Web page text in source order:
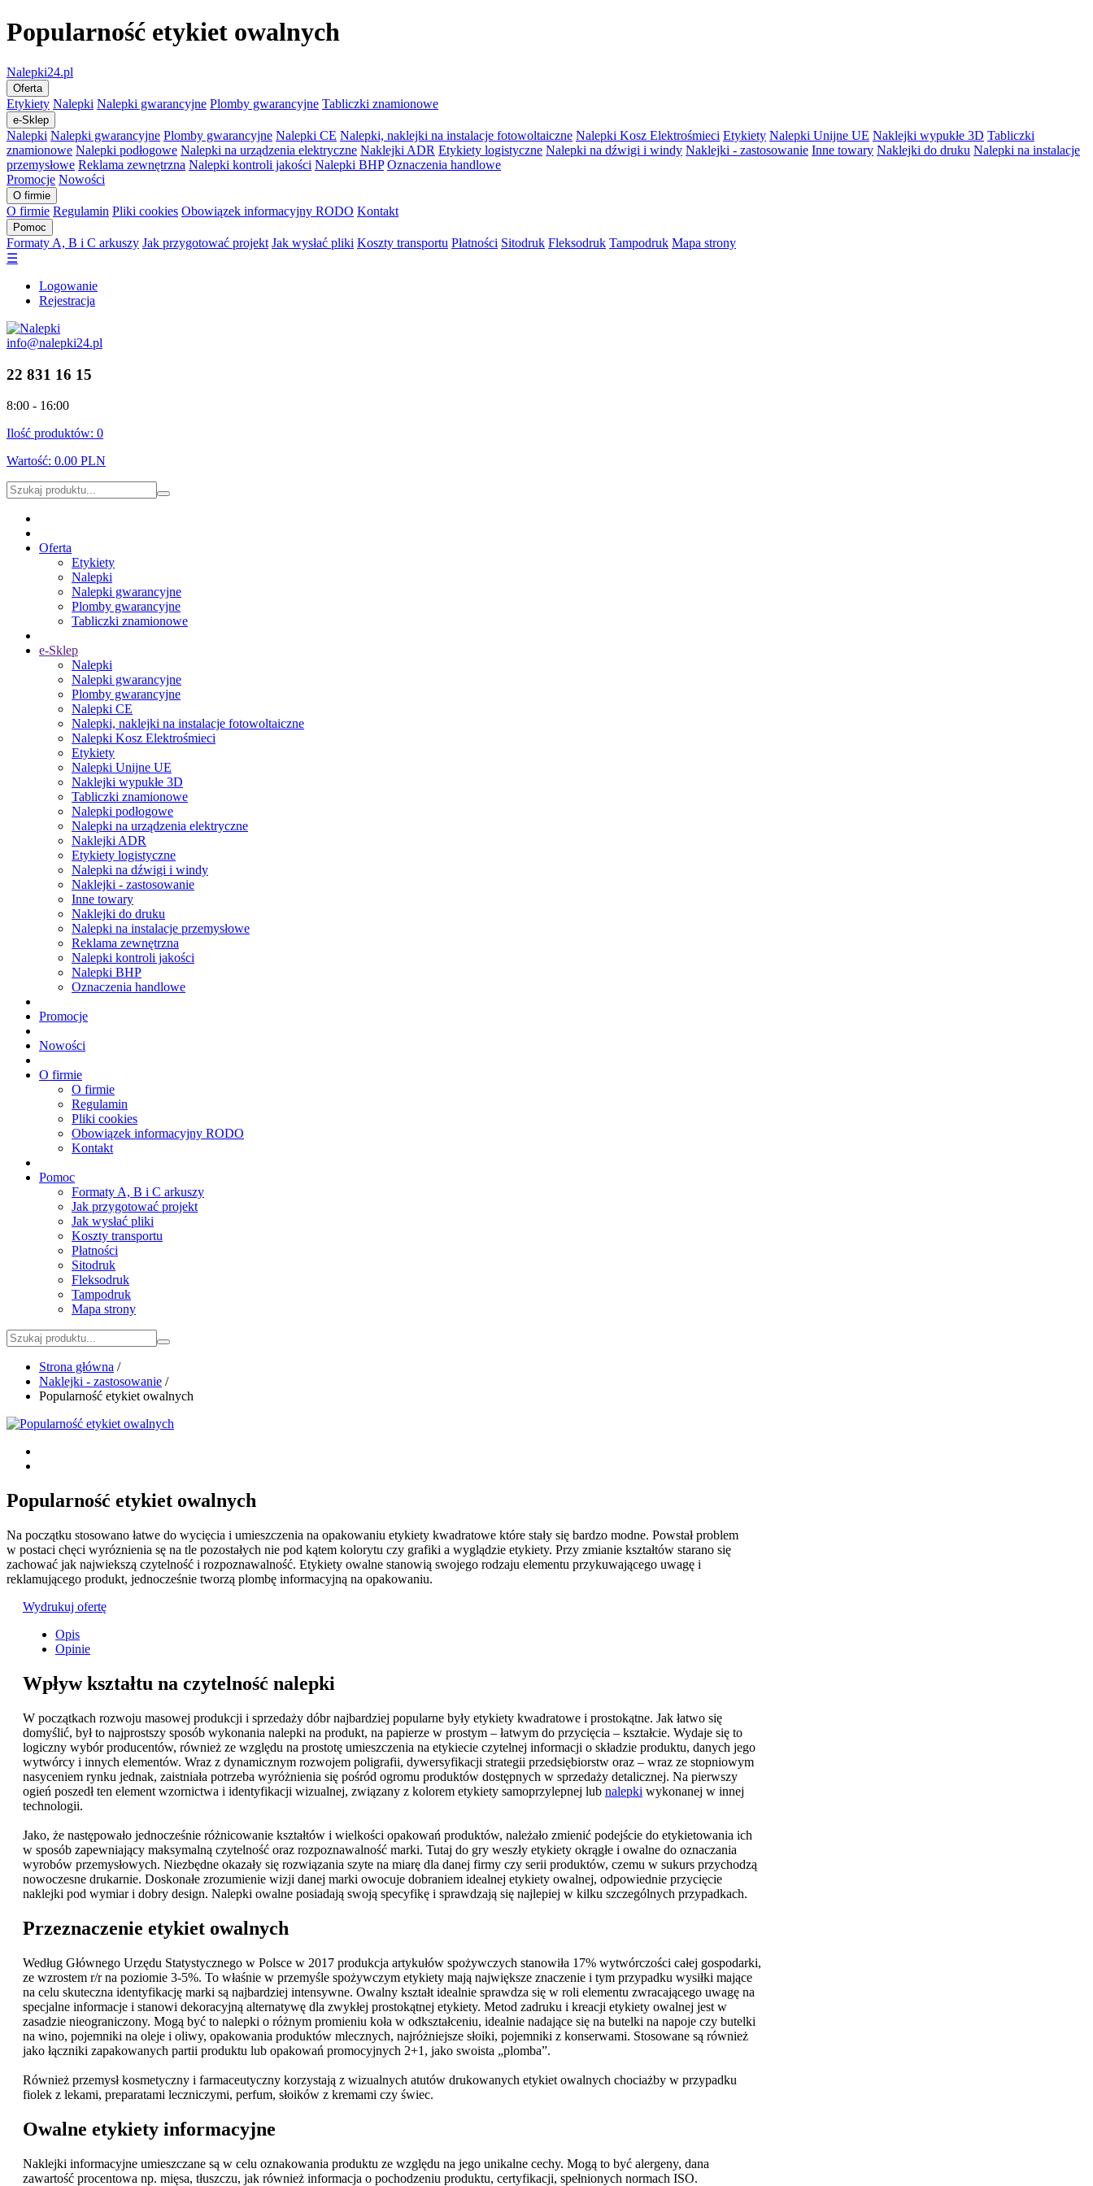
Popularność etykiet owalnych
Nalepki24.pl
Oferta
Etykiety Nalepki Nalepki gwarancyjne Plomby gwarancyjne Tabliczki znamionowe
e-Sklep
Nalepki Nalepki gwarancyjne Plomby gwarancyjne Nalepki CE Nalepki, naklejki na instalacje fotowoltaiczne Nalepki Kosz Elektrośmieci Etykiety Nalepki Unijne UE Naklejki wypukłe 3D Tabliczki
znamionowe Nalepki podłogowe Nalepki na urządzenia elektryczne Naklejki ADR Etykiety logistyczne Nalepki na dźwigi i windy Naklejki - zastosowanie Inne towary Naklejki do druku Nalepki na instalacje
przemysłowe Reklama zewnętrzna Nalepki kontroli jakości Nalepki BHP Oznaczenia handlowe
Promocje Nowości
O firmie
O firmie Regulamin Pliki cookies Obowiązek informacyjny RODO Kontakt
Pomoc
Formaty A, B i C arkuszy Jak przygotować projekt Jak wysłać pliki Koszty transportu Płatności Sitodruk Fleksodruk Tampodruk Mapa strony
☰
Logowanie
Rejestracja
info@nalepki24.pl
22 831 16 15
8:00 - 16:00
Ilość produktów: 0
Wartość: 0.00 PLN
Oferta
Etykiety
Nalepki
Nalepki gwarancyjne
Plomby gwarancyjne
Tabliczki znamionowe
e-Sklep
Nalepki
Nalepki gwarancyjne
Plomby gwarancyjne
Nalepki CE
Nalepki, naklejki na instalacje fotowoltaiczne
Nalepki Kosz Elektrośmieci
Etykiety
Nalepki Unijne UE
Naklejki wypukłe 3D
Tabliczki znamionowe
Nalepki podłogowe
Nalepki na urządzenia elektryczne
Naklejki ADR
Etykiety logistyczne
Nalepki na dźwigi i windy
Naklejki - zastosowanie
Inne towary
Naklejki do druku
Nalepki na instalacje przemysłowe
Reklama zewnętrzna
Nalepki kontroli jakości
Nalepki BHP
Oznaczenia handlowe
Promocje
Nowości
O firmie
O firmie
Regulamin
Pliki cookies
Obowiązek informacyjny RODO
Kontakt
Pomoc
Formaty A, B i C arkuszy
Jak przygotować projekt
Jak wysłać pliki
Koszty transportu
Płatności
Sitodruk
Fleksodruk
Tampodruk
Mapa strony
Strona główna /
Naklejki - zastosowanie /
Popularność etykiet owalnych
Popularność etykiet owalnych
Na początku stosowano łatwe do wycięcia i umieszczenia na opakowaniu etykiety kwadratowe które stały się bardzo modne. Powstał problem
w postaci chęci wyróznienia sę na tle pozostałych nie pod kątem kolorytu czy grafiki a wyglądzie etykiety. Przy zmianie kształtów starano się
zachować jak najwiekszą czytelność i rozpoznawalność. Etykiety owalne stanowią swojego rodzaju elementu przykuwającego uwagę i
reklamującego produkt, jednocześnie tworzą plombę informacyjną na opakowaniu.
Wydrukuj ofertę
Opis
Opinie
Wpływ kształtu na czytelność nalepki
W początkach rozwoju masowej produkcji i sprzedaży dóbr najbardziej popularne były etykiety kwadratowe i prostokątne. Jak łatwo się
domyślić, był to najprostszy sposób wykonania nalepki na produkt, na papierze w prostym – łatwym do przycięcia – kształcie. Wydaje się to
logiczny wybór producentów, również ze względu na prostotę umieszczenia na etykiecie czytelnej informacji o składzie produktu, danych jego
wytwórcy i innych elementów. Wraz z dynamicznym rozwojem poligrafii, dywersyfikacji strategii przedsiębiorstw oraz – wraz ze stopniowym
nasyceniem rynku jednak, zaistniała potrzeba wyróżnienia się pośród ogromu produktów dostępnych w sprzedaży detalicznej. Na pierwszy
ogień poszedł ten element wzornictwa i identyfikacji wizualnej, związany z kolorem etykiety samoprzylepnej lub nalepki wykonanej w innej
technologii.
Jako, że następowało jednocześnie różnicowanie kształtów i wielkości opakowań produktów, należało zmienić podejście do etykietowania ich
w sposób zapewniający maksymalną czytelność oraz rozpoznawalność marki. Tutaj do gry weszły etykiety okrągłe i owalne do oznaczania
wyrobów przemysłowych. Niezbędne okazały się rozwiązania szyte na miarę dla danej firmy czy serii produktów, czemu w sukurs przychodzą
nowoczesne drukarnie. Doskonałe zrozumienie wizji danej marki owocuje dobraniem idealnej etykiety owalnej, odpowiednie przycięcie
naklejki pod wymiar i dobry design. Nalepki owalne posiadają swoją specyfikę i sprawdzają się najlepiej w kilku szczególnych przypadkach.
Przeznaczenie etykiet owalnych
Według Głównego Urzędu Statystycznego w Polsce w 2017 produkcja artykułów spożywczych stanowiła 17% wytwórczości całej gospodarki,
ze wzrostem r/r na poziomie 3-5%. To właśnie w przemyśle spożywczym etykiety mają największe znaczenie i tym przypadku wysiłki mające
na celu skuteczna identyfikację marki są najbardziej intensywne. Owalny kształt idealnie sprawdza się w roli elementu zwracającego uwagę na
specjalne informacje i stanowi dekoracyjną alternatywę dla zwykłej prostokątnej etykiety. Metod zadruku i kreacji etykiety owalnej jest w
zasadzie nieograniczony. Mogą być to nalepki o różnym promieniu koła w odkształceniu, idealnie nadające się na butelki na napoje czy butelki
na wino, pojemniki na oleje i oliwy, opakowania produktów mlecznych, najróżniejsze słoiki, pojemniki z konserwami. Stosowane są również
jako łączniki zapakowanych partii produktu lub opakowań promocyjnych 2+1, jako swoista „plomba”.
Również przemysł kosmetyczny i farmaceutyczny korzystają z wizualnych atutów drukowanych etykiet owalnych chociażby w przypadku
fiolek z lekami, preparatami leczniczymi, perfum, słoików z kremami czy świec.
Owalne etykiety informacyjne
Naklejki informacyjne umieszczane są w celu oznakowania produktu ze względu na jego unikalne cechy. Mogą to być alergeny, dana
zawartość procentowa np. mięsa, tłuszczu, jak również informacja o pochodzeniu produktu, certyfikacji, spełnionych normach ISO.